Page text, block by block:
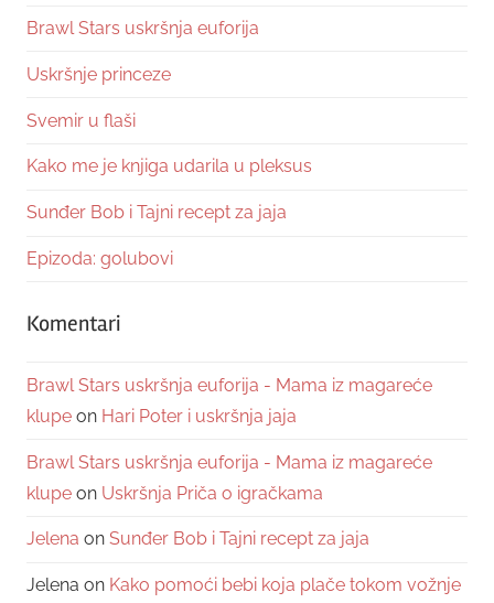
Brawl Stars uskršnja euforija
Uskršnje princeze
Svemir u flaši
Kako me je knjiga udarila u pleksus
Sunđer Bob i Tajni recept za jaja
Epizoda: golubovi
Komentari
Brawl Stars uskršnja euforija - Mama iz magareće
klupe on Hari Poter i uskršnja jaja
Brawl Stars uskršnja euforija - Mama iz magareće
klupe on Uskršnja Priča o igračkama
Jelena on Sunđer Bob i Tajni recept za jaja
Jelena on Kako pomoći bebi koja plače tokom vožnje